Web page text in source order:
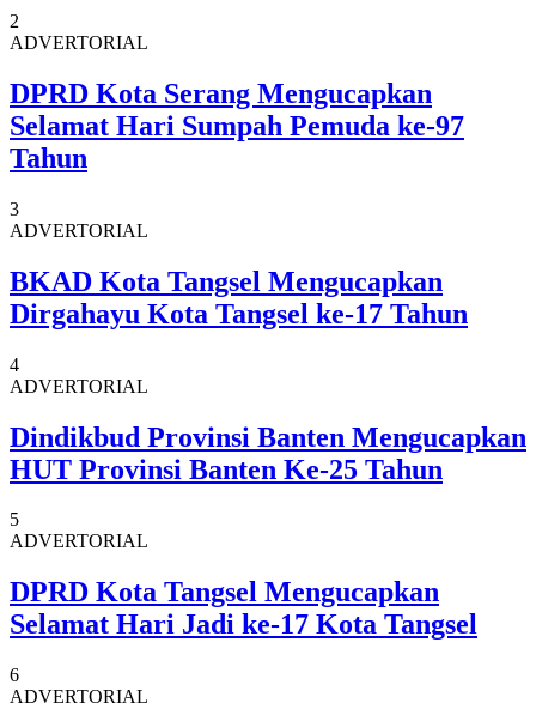
2
ADVERTORIAL
DPRD Kota Serang Mengucapkan
Selamat Hari Sumpah Pemuda ke-97
Tahun
3
ADVERTORIAL
BKAD Kota Tangsel Mengucapkan
Dirgahayu Kota Tangsel ke-17 Tahun
4
ADVERTORIAL
Dindikbud Provinsi Banten Mengucapkan
HUT Provinsi Banten Ke-25 Tahun
5
ADVERTORIAL
DPRD Kota Tangsel Mengucapkan
Selamat Hari Jadi ke-17 Kota Tangsel
6
ADVERTORIAL